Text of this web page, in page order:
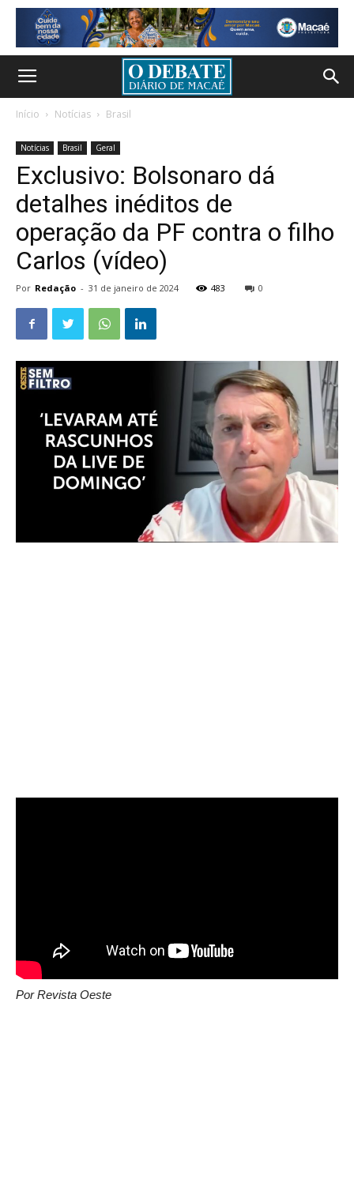
Início Notícias Brasil
Notícias Brasil Geral
Exclusivo: Bolsonaro dá
detalhes inéditos de
operação da PF contra o filho
Carlos (vídeo)
Por Redação - 31 de janeiro de 2024 483 0
Por Revista Oeste